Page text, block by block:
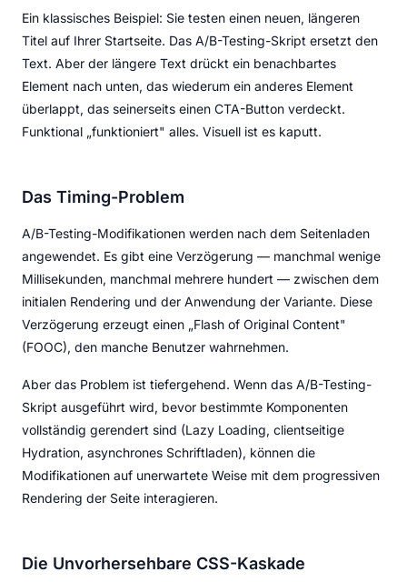
Ein klassisches Beispiel: Sie testen einen neuen, längeren
Titel auf Ihrer Startseite. Das A/B-Testing-Skript ersetzt den
Text. Aber der längere Text drückt ein benachbartes
Element nach unten, das wiederum ein anderes Element
überlappt, das seinerseits einen CTA-Button verdeckt.
Funktional „funktioniert" alles. Visuell ist es kaputt.
Das Timing-Problem
A/B-Testing-Modifikationen werden nach dem Seitenladen
angewendet. Es gibt eine Verzögerung — manchmal wenige
Millisekunden, manchmal mehrere hundert — zwischen dem
initialen Rendering und der Anwendung der Variante. Diese
Verzögerung erzeugt einen „Flash of Original Content"
(FOOC), den manche Benutzer wahrnehmen.
Aber das Problem ist tiefergehend. Wenn das A/B-Testing-
Skript ausgeführt wird, bevor bestimmte Komponenten
vollständig gerendert sind (Lazy Loading, clientseitige
Hydration, asynchrones Schriftladen), können die
Modifikationen auf unerwartete Weise mit dem progressiven
Rendering der Seite interagieren.
Die Unvorhersehbare CSS-Kaskade